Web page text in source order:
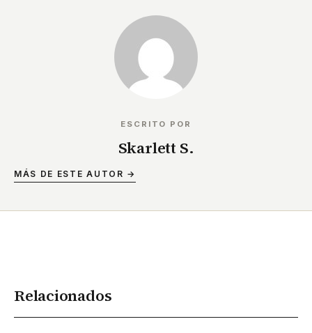
ESCRITO POR
Skarlett S.
MÁS DE ESTE AUTOR →
Relacionados